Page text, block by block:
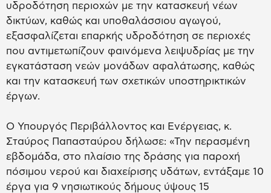
υδροδότηση περιοχών με την κατασκευή νέων
δικτύων, καθώς και υποθαλάσσιου αγωγού,
εξασφαλίζεται επαρκής υδροδότηση σε περιοχές
που αντιμετωπίζουν φαινόμενα λειψυδρίας με την
εγκατάσταση νεών μονάδων αφαλάτωσης, καθώς
και την κατασκευή των σχετικών υποστηρικτικών
έργων.
Ο Υπουργός Περιβάλλοντος και Ενέργειας, κ.
Σταύρος Παπασταύρου δήλωσε: «Την περασμένη
εβδομάδα, στο πλαίσιο της δράσης για παροχή
πόσιμου νερού και διαχείρισης υδάτων, εντάξαμε 10
έργα για 9 νησιωτικούς δήμους ύψους 15